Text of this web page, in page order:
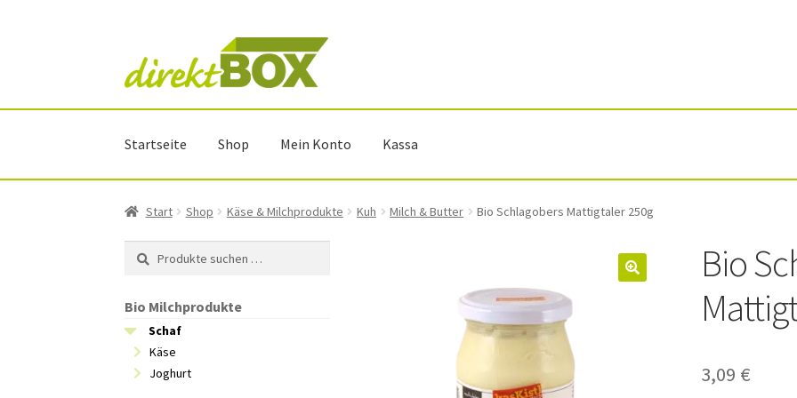
Navigation
springen
Inhalt
springen
Startseite Shop Mein Konto Kassa
Start Shop Käse & Milchprodukte Kuh Milch & Butter Bio Schlagobers Mattigtaler 250g
Bio
3,09 €
Suchen
nach:
Suchen
Bio Milchprodukte
Schaf
Käse
Joghurt